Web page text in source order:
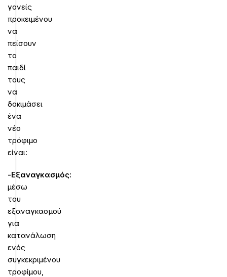
γονείς
προκειμένου
να
πείσουν
το
παιδί
τους
να
δοκιμάσει
ένα
νέο
τρόφιμο
είναι:
-Εξαναγκασμός:
μέσω
του
εξαναγκασμού
για
κατανάλωση
ενός
συγκεκριμένου
τροφίμου,